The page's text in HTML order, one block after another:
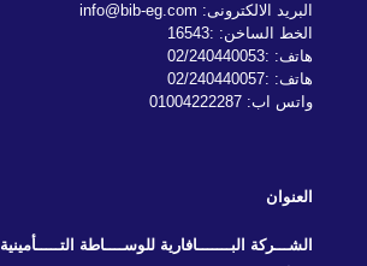
البريد الالكترونى: info@bib-eg.com
الخط الساخن: :16543
هاتف: :02/240440053
هاتف: :02/240440057
واتس اب: 01004222287
العنوان
الشـــركة البـــــــافارية للوســــاطة التـــــأمينية